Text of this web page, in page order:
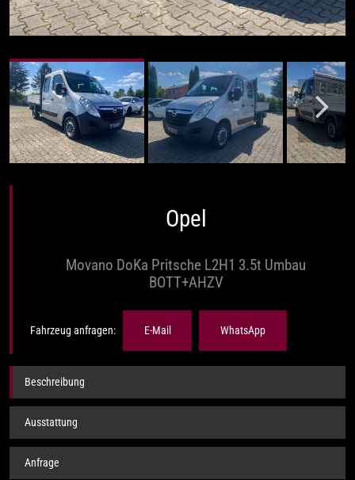
Opel
Movano DoKa Pritsche L2H1 3.5t Umbau
BOTT+AHZV
Fahrzeug anfragen: E-Mail WhatsApp
Beschreibung
Ausstattung
Anfrage